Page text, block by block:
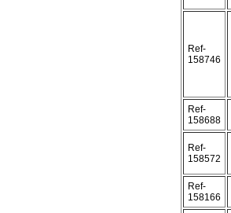
Ref-
158746
Ref-
158688
Ref-
158572
Ref-
158166